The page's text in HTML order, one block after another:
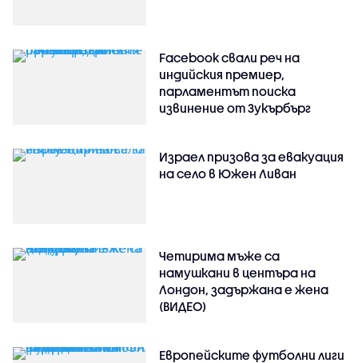
Facebook свали реч на
индийския премиер,
парламентът поиска
извинение от Зукърбърг
Израел призова за евакуация
на село в Южен Ливан
Четирима мъже са
намушкани в центъра на
Лондон, задържана е жена
(ВИДЕО)
Европейските футболни лиги